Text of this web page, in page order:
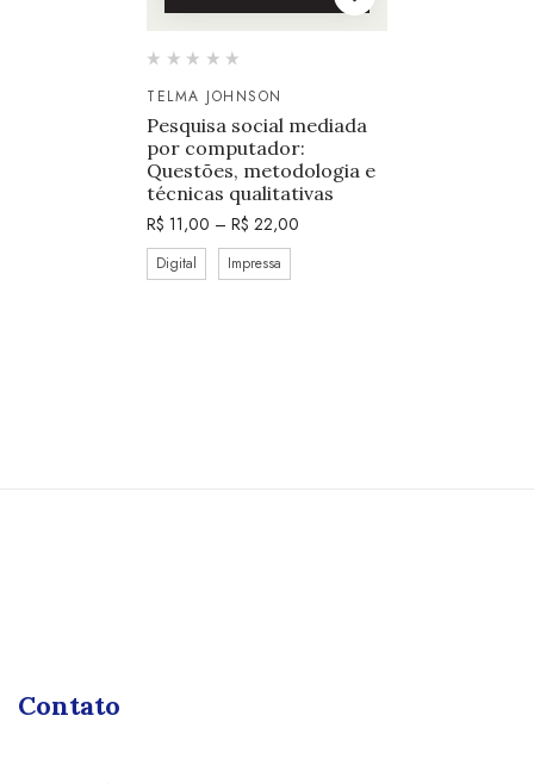
TELMA JOHNSON
Pesquisa social mediada
por computador:
Questões, metodologia e
técnicas qualitativas
R$ 11,00 – R$ 22,00
Digital Impressa
Contato